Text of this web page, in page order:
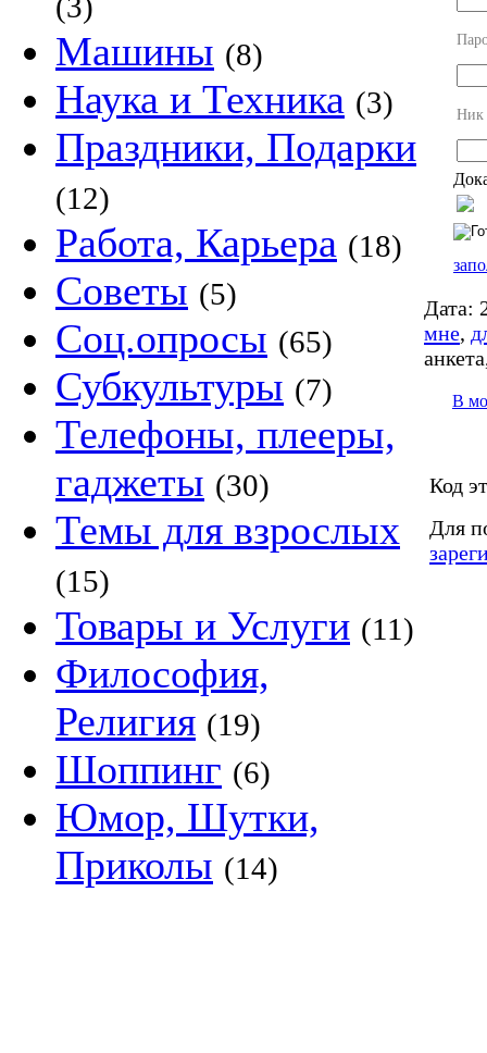
Машины (8)
Наука и Техника (3)
Праздники, Подарки
(12)
Работа, Карьера (18)
Советы (5)
Соц.опросы (65)
Субкультуры (7)
Телефоны, плееры,
гаджеты (30)
Темы для взрослых
(15)
Товары и Услуги (11)
Философия,
Религия (19)
Шоппинг (6)
Юмор, Шутки,
Приколы (14)
Ник
Дата:
мне,
В
Код
Для